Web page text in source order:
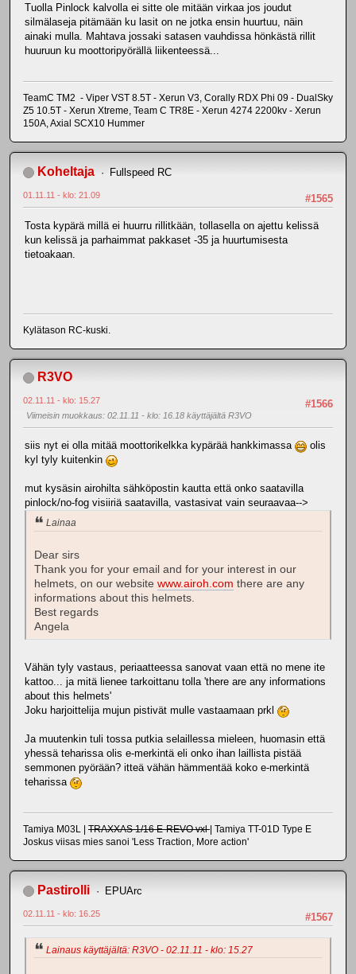
Tuolla Pinlock kalvolla ei sitte ole mitään virkaa jos joudut
silmälaseja pitämään ku lasit on ne jotka ensin huurtuu, näin
ainaki mulla. Mahtava jossaki satasen vauhdissa hönkästä rillit
huuruun ku moottoripyörällä liikenteessä...
TeamC TM2 - Viper VST 8.5T - Xerun V3, Corally RDX Phi 09 - DualSky
Z5 10.5T - Xerun Xtreme, Team C TR8E - Xerun 4274 2200kv - Xerun
150A, Axial SCX10 Hummer
Koheltaja Fullspeed RC
#1565
01.11.11 - klo: 21.09
Tosta kypärä millä ei huurru rillitkään, tollasella on ajettu kelissä
kun kelissä ja parhaimmat pakkaset -35 ja huurtumisesta
tietoakaan.
Kylätason RC-kuski.
R3VO
#1566
02.11.11 - klo: 15.27
Viimeisin muokkaus: 02.11.11 - klo: 16.18 käyttäjältä R3VO
siis nyt ei olla mitää moottorikelkka kypärää hankkimassa
olis
kyl tyly kuitenkin
mut kysäsin airohilta sähköpostin kautta että onko saatavilla
pinlock/no-fog visiiriä saatavilla, vastasivat vain seuraavaa-->
Lainaa
Dear sirs
Thank you for your email and for your interest in our
helmets, on our website www.airoh.com there are any
informations about this helmets.
Best regards
Angela
Vähän tyly vastaus, periaatteessa sanovat vaan että no mene ite
kattoo... ja mitä lienee tarkoittanu tolla 'there are any informations
about this helmets'
Joku harjoittelija mujun pistivät mulle vastaamaan prkl
Ja muutenkin tuli tossa putkia selaillessa mieleen, huomasin että
yhessä teharissa olis e-merkintä eli onko ihan laillista pistää
semmonen pyörään? itteä vähän hämmentää koko e-merkintä
teharissa
Tamiya M03L | TRAXXAS 1/16 E-REVO vxl | Tamiya TT-01D Type E
Joskus viisas mies sanoi 'Less Traction, More action'
Pastirolli EPUArc
#1567
02.11.11 - klo: 16.25
Lainaus käyttäjältä: R3VO - 02.11.11 - klo: 15.27